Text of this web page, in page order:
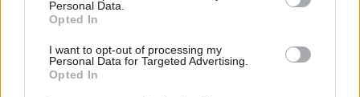
Personal Data.
Opted In
I want to opt-out of processing my
Personal Data for Targeted Advertising.
Opted In